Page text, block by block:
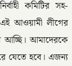
কমিটির সহ-
আওয়ামী লীগের
আচ্ছি। আমাদেরকে
যেতে হবে। এজন্য